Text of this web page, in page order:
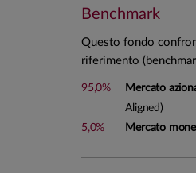
obbligazionaria,
ai sensi della SFDR.
Per il fondo è
Al fine di rafforzare la
escludere gli
tabacco, il gioco
Portafoglio
Benchmark
Questo fondo
riferimento
95,0% Mercato
Aligned)
5,0%
Mercato